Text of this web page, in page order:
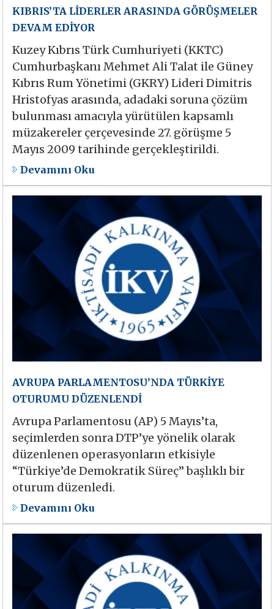
KIBRIS’TA LİDERLER ARASINDA GÖRÜŞMELER
DEVAM EDİYOR
Kuzey Kıbrıs Türk Cumhuriyeti (KKTC)
Cumhurbaşkanı Mehmet Ali Talat ile Güney
Kıbrıs Rum Yönetimi (GKRY) Lideri Dimitris
Hristofyas arasında, adadaki soruna çözüm
bulunması amacıyla yürütülen kapsamlı
müzakereler çerçevesinde 27. görüşme 5
Mayıs 2009 tarihinde gerçekleştirildi.
Devamını Oku
AVRUPA PARLAMENTOSU’NDA TÜRKİYE
OTURUMU DÜZENLENDİ
Avrupa Parlamentosu (AP) 5 Mayıs’ta,
seçimlerden sonra DTP’ye yönelik olarak
düzenlenen operasyonların etkisiyle
“Türkiye’de Demokratik Süreç” başlıklı bir
oturum düzenledi.
Devamını Oku